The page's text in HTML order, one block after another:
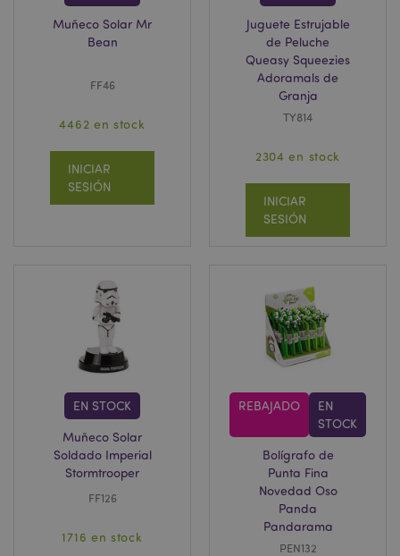
Muñeco Solar Mr
Bean
FF46
4462 en stock
INICIAR
SESIÓN
Juguete Estrujable
de Peluche
Queasy Squeezies
Adoramals de
Granja
TY814
2304 en stock
INICIAR
SESIÓN
EN STOCK
Muñeco Solar
Soldado Imperial
Stormtrooper
FF126
1716 en stock
REBAJADO
EN
STOCK
Bolígrafo de
Punta Fina
Novedad Oso
Panda
Pandarama
PEN132